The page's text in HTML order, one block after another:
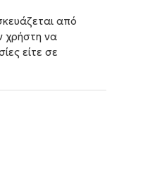
από
χρήστη να
είτε σε